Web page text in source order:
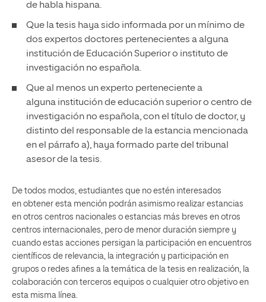
de habla hispana.
Que la tesis haya sido informada por un mínimo de
dos expertos doctores pertenecientes a alguna
institución de Educación Superior o instituto de
investigación no española.
Que al menos un experto perteneciente a
alguna institución de educación superior o centro de
investigación no española, con el título de doctor, y
distinto del responsable de la estancia mencionada
en el párrafo a), haya formado parte del tribunal
asesor de la tesis.
De todos modos, estudiantes que no estén interesados
en obtener esta mención podrán asimismo realizar estancias
en otros centros nacionales o estancias más breves en otros
centros internacionales, pero de menor duración siempre y
cuando estas acciones persigan la participación en encuentros
científicos de relevancia, la integración y participación en
grupos o redes afines a la temática de la tesis en realización, la
colaboración con terceros equipos o cualquier otro objetivo en
esta misma línea.